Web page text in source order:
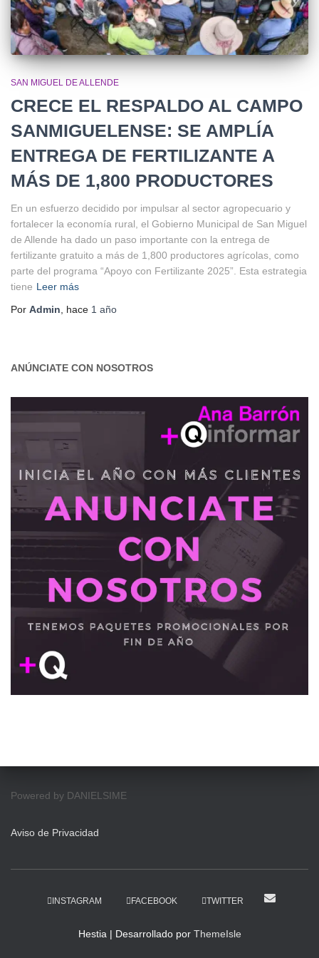
SAN MIGUEL DE ALLENDE
CRECE EL RESPALDO AL CAMPO
SANMIGUELENSE: SE AMPLÍA
ENTREGA DE FERTILIZANTE A
MÁS DE 1,800 PRODUCTORES
En un esfuerzo decidido por impulsar al sector agropecuario y
fortalecer la economía rural, el Gobierno Municipal de San Miguel
de Allende ha dado un paso importante con la entrega de
fertilizante gratuito a más de 1,800 productores agrícolas, como
parte del programa “Apoyo con Fertilizante 2025”. Esta estrategia
tiene Leer más
Por Admin , hace 1 año
ANÚNCIATE CON NOSOTROS
Powered by DANIELSIME
Aviso de Privacidad
INSTAGRAM FACEBOOK TWITTER
Hestia | Desarrollado por ThemeIsle